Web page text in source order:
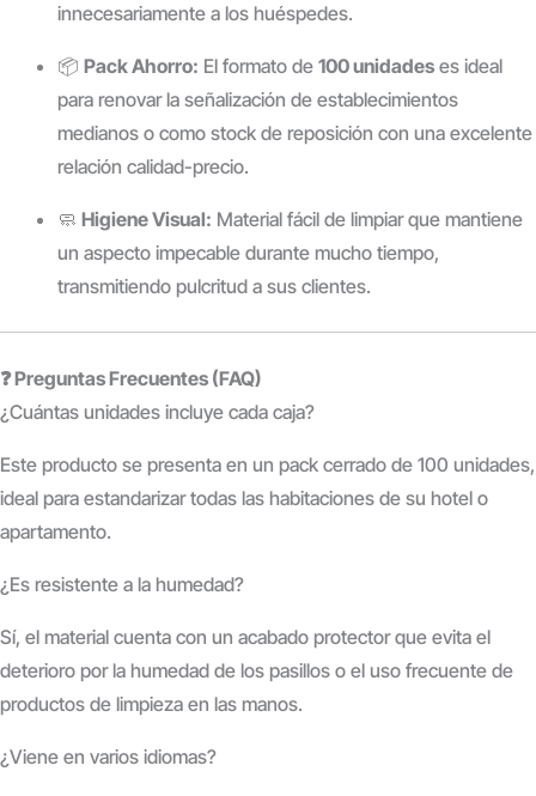
innecesariamente a los huéspedes.
📦 Pack Ahorro: El formato de 100 unidades es ideal
para renovar la señalización de establecimientos
medianos o como stock de reposición con una excelente
relación calidad-precio.
🧼 Higiene Visual: Material fácil de limpiar que mantiene
un aspecto impecable durante mucho tiempo,
transmitiendo pulcritud a sus clientes.
❓ Preguntas Frecuentes (FAQ)
¿Cuántas unidades incluye cada caja?
Este producto se presenta en un pack cerrado de 100 unidades,
ideal para estandarizar todas las habitaciones de su hotel o
apartamento.
¿Es resistente a la humedad?
Sí, el material cuenta con un acabado protector que evita el
deterioro por la humedad de los pasillos o el uso frecuente de
productos de limpieza en las manos.
¿Viene en varios idiomas?